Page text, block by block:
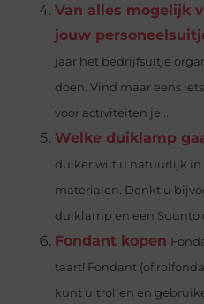
Van alles mogelijk
jouw
jaar het bedrijfsuitje
doen. Vind maar eens
voor activiteiten je...
Welke duiklamp
duiker wilt u natuurlijk in
materialen. Denkt u
duiklamp en een Suunto
Fondant kopen
taart! Fondant (of
kunt uitrollen en